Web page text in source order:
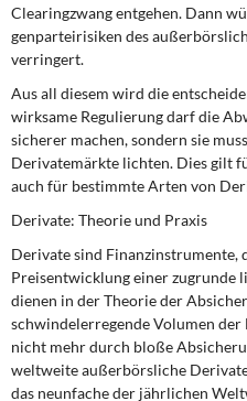
Clearingzwang entgehen. Dann
genparteirisiken des
verringert.
Aus all diesem wird die
wirksame Regulie­rung darf die
sicherer machen, sondern sie
Derivatemärkte lichten. Dies gilt
auch für bestimmte Arten von
Derivate: Theorie und Praxis
Derivate sind Finanzinstrumente,
Preisentwicklung einer zugrunde
dienen in der Theorie der
schwindelerregende Volumen
nicht mehr durch bloße
weltweite außerbörsliche
das neunfache der jährlichen